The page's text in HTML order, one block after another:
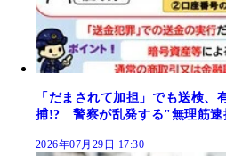
「だまされて加担」でも送検、
捕!? 警察が乱発する"無理筋逮
2026年07月29日 17:30